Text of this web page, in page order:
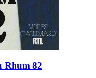
Rhum 82